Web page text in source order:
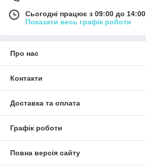
Сьогодні працює з 09:00 до 14:00
Показати весь графік роботи
Про нас
Контакти
Доставка та оплата
Графік роботи
Повна версія сайту